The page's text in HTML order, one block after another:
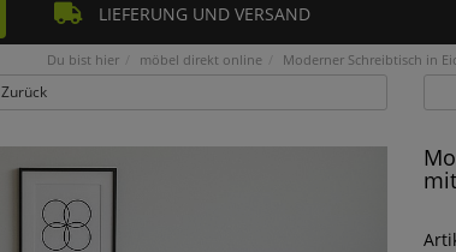
LIEFERUNG UND VERSAND
Du bist hier möbel direkt online Moderner Schreibtisch in
Zurück